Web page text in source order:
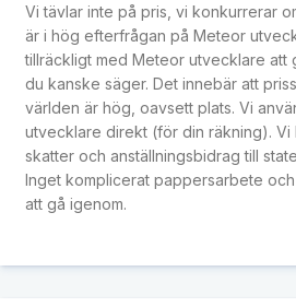
Vi tävlar inte på pris, vi konkurrerar
är i hög efterfrågan på Meteor
tillräckligt med Meteor utvecklare att
du kanske säger. Det innebär att
världen är hög, oavsett plats. Vi
utvecklare direkt (för din räkning). Vi
skatter och anställningsbidrag till
Inget komplicerat pappersarbete
att gå igenom.